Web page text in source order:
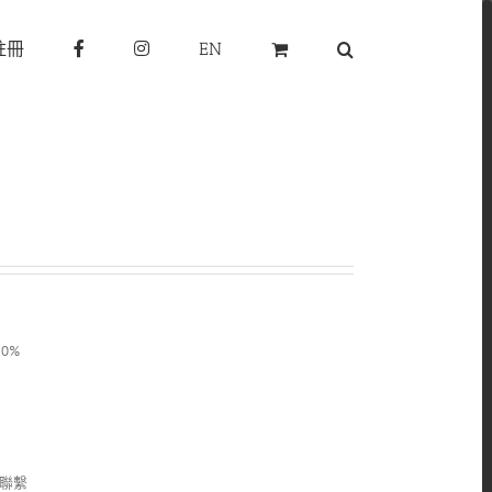
冊 EN
繫